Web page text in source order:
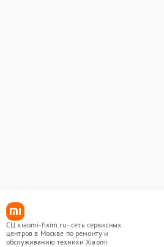
СЦ xiaomi-fixim.ru - сеть сервисных
центров в Москве по ремонту и
обслуживанию техники Xiaomi